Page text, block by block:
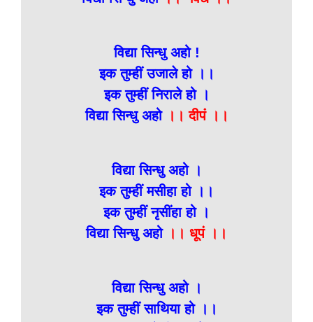
विद्या सिन्धु अहो !
इक तुम्हीं उजाले हो ।।
इक तुम्हीं निराले हो ।
विद्या सिन्धु अहो।। दीपं ।।
विद्या सिन्धु अहो ।
इक तुम्हीं मसीहा हो ।।
इक तुम्हीं नृसींहा हो ।
विद्या सिन्धु अहो।। धूपं ।।
विद्या सिन्धु अहो ।
इक तुम्हीं साथिया हो ।।